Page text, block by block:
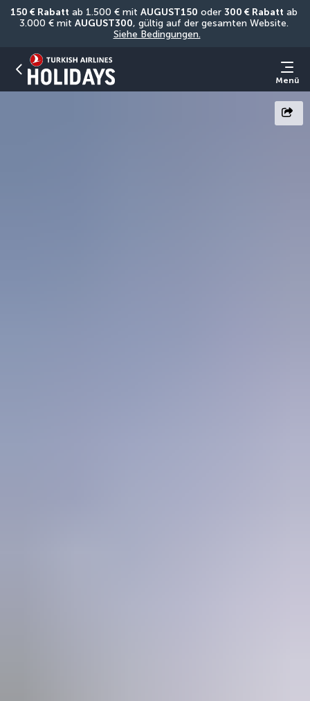
150 € Rabatt ab 1.500 € mit AUGUST150 oder 300 € Rabatt ab
3.000 € mit AUGUST300
Siehe Bedingungen.
Menü